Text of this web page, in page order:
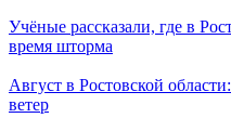
Учёные рассказали, где в
время шторма
Август в Ростовской
ветер